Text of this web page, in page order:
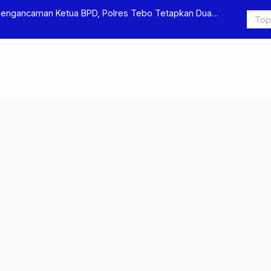
dan Penganiayaan, Dua Pelaku
Terkait
Ditjen